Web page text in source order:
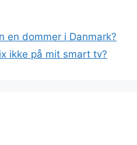
en dommer i Danmark?
ikke på mit smart tv?